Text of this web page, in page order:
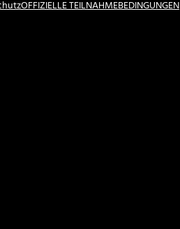
OFFIZIELLE TEILNAHMEBEDINGUNGEN